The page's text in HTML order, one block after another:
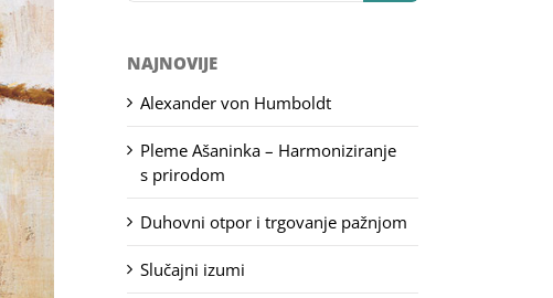
NAJNOVIJE
Alexander von Humboldt
Pleme Ašaninka – Harmoniziranje
s prirodom
Duhovni otpor i trgovanje pažnjom
Slučajni izumi